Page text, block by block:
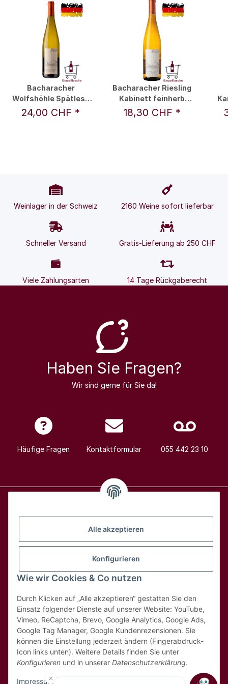
Alle akzeptieren
Konfigurieren
Wie wir Cookies & Co nutzen
Durch Klicken auf „Alle akzeptieren“ gestatten Sie den
Einsatz folgender Dienste auf unserer Website: YouTube,
Vimeo, ReCaptcha, Brevo, Google Analytics, Google Ads,
Google Tag Manager, Google Kundenrezensionen. Sie
können die Einstellung jederzeit ändern (Fingerabdruck-
Icon links unten). Weitere Details finden Sie unter
Konfigurieren und in unserer Datenschutzerklärung.
Impressum
Bacharacher
Wolfshöhle Spätlese
2015 0,75 l - Weingut
Ratzenberger / Fam.
24,00 CHF *
Bacharacher Riesling
Kabinett feinherb
2023 0,75 l - Weingut
Ratzenberger / Fam.
18,30 CHF *
Weinlager in der Schweiz 2160 Weine sofort lieferbar
Schneller Versand Gratis-Lieferung ab 250 CHF
Viele Zahlungsarten 14 Tage Rückgaberecht
Haben Sie Fragen?
Wir sind gerne für Sie da!
Häufige Fragen Kontaktformular 055 442 23 10
Hilfe & Kontakt
Rechtliches